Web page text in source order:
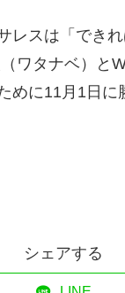
スは「できれ
ワタナベ）と
めに11月1日
シェアする